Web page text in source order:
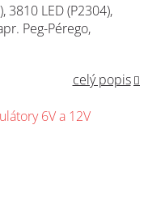
3810 LED (P2304),
Peg-Pérego,
celý popis
6V a 12V